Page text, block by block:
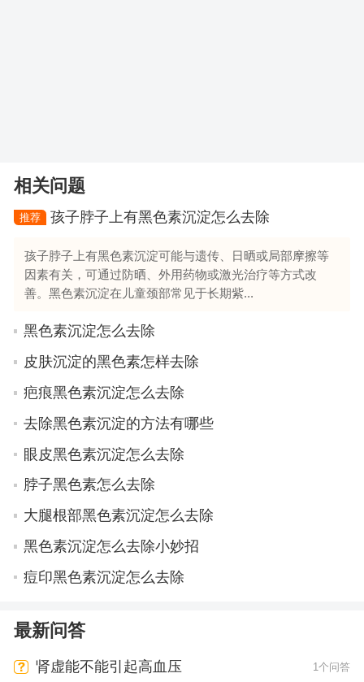
相关问题
推荐 孩子脖子上有黑色素沉淀怎么去除
孩子脖子上有黑色素沉淀可能与遗传、日晒或局部摩擦等
因素有关，可通过防晒、外用药物或激光治疗等方式改
善。黑色素沉淀在儿童颈部常见于长期紫...
黑色素沉淀怎么去除
皮肤沉淀的黑色素怎样去除
疤痕黑色素沉淀怎么去除
去除黑色素沉淀的方法有哪些
眼皮黑色素沉淀怎么去除
脖子黑色素怎么去除
大腿根部黑色素沉淀怎么去除
黑色素沉淀怎么去除小妙招
痘印黑色素沉淀怎么去除
最新问答
肾虚能不能引起高血压 1个问答